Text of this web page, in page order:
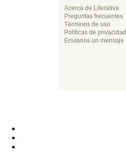
Acerca de Literativa
Preguntas frecuentes
Términos de uso
Políticas de privacidad
Envíanos un mensaje